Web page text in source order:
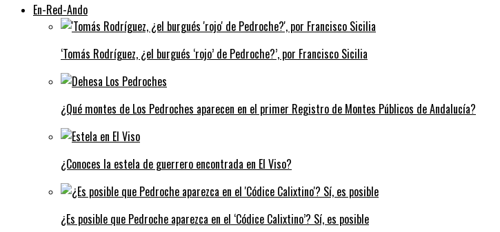
En-Red-Ando
‘Tomás Rodríguez, ¿el burgués ‘rojo’ de Pedroche?’, por Francisco Sicilia
¿Qué montes de Los Pedroches aparecen en el primer Registro de Montes Públicos de Andalucía?
¿Conoces la estela de guerrero encontrada en El Viso?
¿Es posible que Pedroche aparezca en el ‘Códice Calixtino’? Sí, es posible